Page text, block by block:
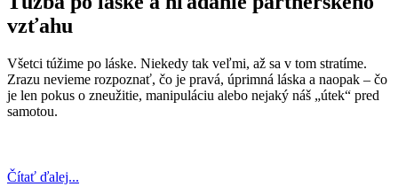
vzťahu
Všetci túžime po láske. Niekedy tak veľmi, až sa v tom stratíme.
Zrazu nevieme rozpoznať, čo je pravá, úprimná láska a naopak – čo
je len pokus o zneužitie, manipuláciu alebo nejaký náš „útek“ pred
samotou.
Čítať ďalej...